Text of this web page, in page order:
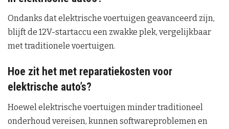
Ondanks dat elektrische voertuigen geavanceerd zijn,
blijft de 12V-startaccu een zwakke plek, vergelijkbaar
met traditionele voertuigen.
Hoe zit het met reparatiekosten voor
elektrische auto’s?
Hoewel elektrische voertuigen minder traditioneel
onderhoud vereisen, kunnen softwareproblemen en